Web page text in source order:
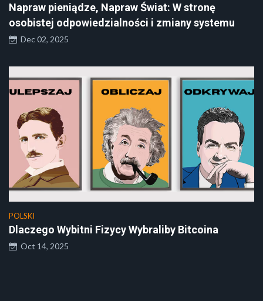
Napraw pieniądze, Napraw Świat: W stronę
osobistej odpowiedzialności i zmiany systemu
Dec 02, 2025
POLSKI
Dlaczego Wybitni Fizycy Wybraliby Bitcoina
Oct 14, 2025